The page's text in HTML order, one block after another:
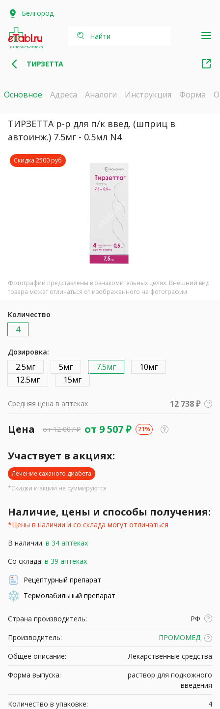
Белгород
интернет-аптека
Найти
ТИРЗЕТТА
Основное Адреса Аналоги Инструкция Форма
ТИРЗЕТТА р-р для п/к введ. (шприц в
автоинж.) 7.5мг - 0.5мл N4
Скидка 2500 руб
Фотографии представлены в ознакомительных целях. Внешний вид
товара может отличаться от изображенного на фотографии
Количество
4
Дозировка:
2.5мг 5мг 7.5мг
10мг
12.5мг
15мг
Средняя цена в аптеках 12 738 ₽
Цена от12 007₽ от 9 507₽ 21%
Участвует в акциях:
Лечение саханого диабета
*Скидки и акции не суммируются
Наличие, цены и способы получения:
*Цены в наличии и со склада могут отличаться
В наличии: в 34 аптеках
Со склада: в 39 аптеках
Рецептурный препарат
Термолабильный препарат
Страна производитель:
РФ
Производитель:
ПРОМОМЕД
Общее описание:
Лекарственные средства
Форма выпуска:
раствор для подкожного
введения
Количество в упаковке:
4